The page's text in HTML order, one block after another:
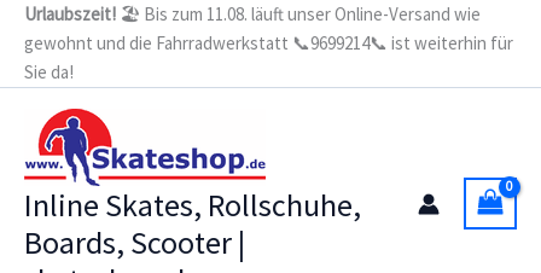
Zum
Inhalt
springen
Urlaubszeit! 🏖️ Bis zum 11.08. läuft unser Online-Versand wie
gewohnt und die Fahrradwerkstatt 📞9699214📞 ist weiterhin für
Sie da!
Inline Skates, Rollschuhe,
Boards, Scooter |